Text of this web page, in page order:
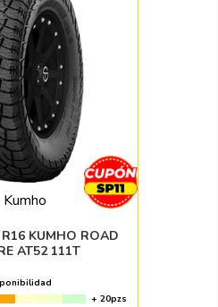
KUMHO ROAD
AT52 111T
+ 20pzs